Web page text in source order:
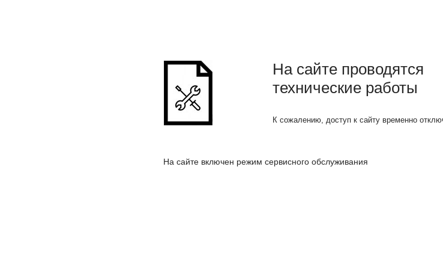
На сайте проводятся
технические работы
К сожалению, доступ к сайту временно
На сайте включен режим сервисного обслуживания